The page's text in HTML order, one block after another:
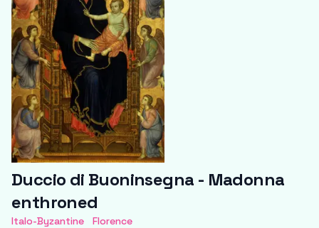
Duccio di Buoninsegna - Madonna
enthroned
Italo-Byzantine Florence